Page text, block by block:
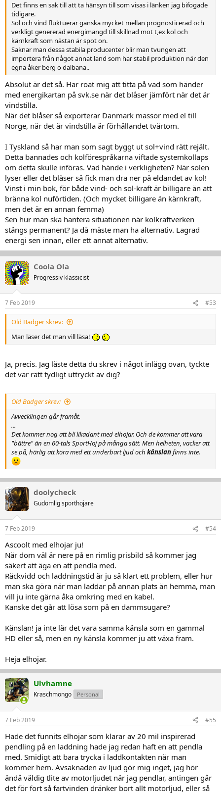
Det finns en sak till att ta hänsyn till som visas i länken jag bifogade
tidigare.
Sol och vind fluktuerar ganska mycket mellan prognosticerad och
verkligt genererad energimängd till skillnad mot t,ex kol och
kärnkraft som nästan är spot on.
Saknar man dessa stabila producenter blir man tvungen att
importera från något annat land som har stabil produktion när den
egna åker berg o dalbana..
Absolut är det så. Har roat mig att titta på vad som händer
med energikartan på svk.se när det blåser jämfört när det är
vindstilla.
När det blåser så exporterar Danmark massor med el till
Norge, när det är vindstilla är förhållandet tvärtom.
I Tyskland så har man som sagt byggt ut sol+vind rätt rejält.
Detta bannades och kolförespråkarna viftade systemkollaps
om detta skulle införas. Vad hände i verkligheten? När solen
lyser eller det blåser så fick man dra ner på eldandet av kol!
Vinst i min bok, för både vind- och sol-kraft är billigare än att
bränna kol nuförtiden. (Och mycket billigare än kärnkraft,
men det är en annan femma)
Sen hur man ska hantera situationen när kolkraftverken
stängs permanent? Ja då måste man ha alternativ. Lagrad
energi sen innan, eller ett annat alternativ.
Coola Ola
Progressiv klassicist
7 Feb 2019 #53
Old Badger skrev:
Man läser det man vill läsa!
Ja, precis. Jag läste detta du skrev i något inlägg ovan, tyckte
det var rätt tydligt uttryckt av dig?
Old Badger skrev:
Avvecklingen går framåt.
...
Det kommer nog att bli likadant med elhojar. Och de kommer att vara
"bättre" än en 60-tals SportHoj på många sätt. Men helheten, vacker att
se på, härlig att köra med ett underbart ljud och känslanfinns inte.
doolycheck
Gudomlig sporthojare
7 Feb 2019 #54
Ascoolt med elhojar ju!
När dom väl är nere på en rimlig prisbild så kommer jag
säkert att äga en att pendla med.
Räckvidd och laddningstid är ju så klart ett problem, eller hur
man ska göra när man laddar på annan plats än hemma, man
vill ju inte gärna åka omkring med en kabel.
Kanske det går att lösa som på en dammsugare?
Känslan! ja inte lär det vara samma känsla som en gammal
HD eller så, men en ny känsla kommer ju att växa fram.
Heja elhojar.
Ulvhamne
Kraschmongo Personal
7 Feb 2019 #55
Hade det funnits elhojar som klarar av 20 mil inspirerad
pendling på en laddning hade jag redan haft en att pendla
med. Smidigt att bara trycka i laddkontakten när man
kommer hem. Avsaknaden av ljud gör mig inget, jag hör
ändå väldig tlite av motorljudet när jag pendlar, antingen går
det för fort så fartvinden dränker bort allt motorljud, eller så